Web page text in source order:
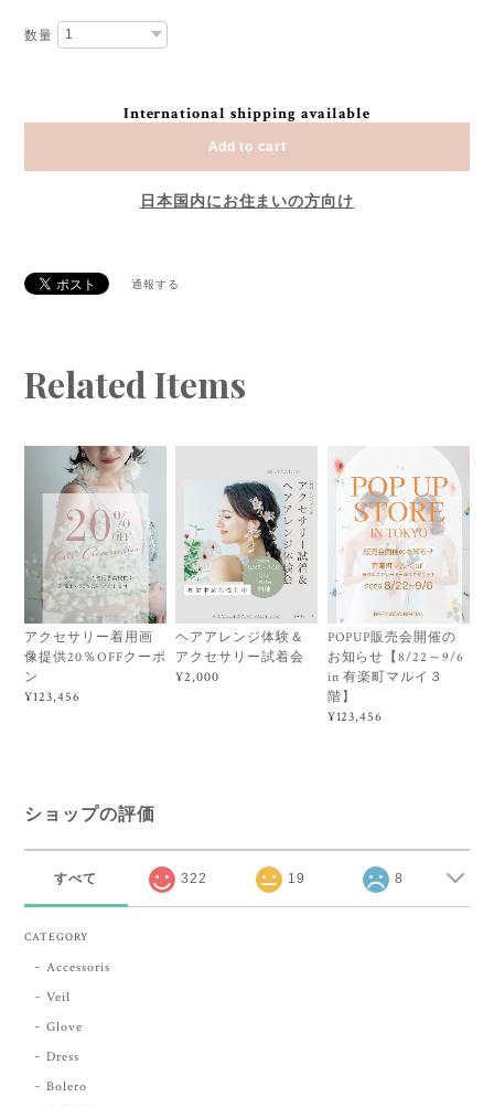
数量
International shipping available
Add to cart
日本国内にお住まいの方向け
通報する
Related Items
アクセサリー着用画
像提供20％OFFクーポ
ン
¥123,456
ヘアアレンジ体験＆
アクセサリー試着会
¥2,000
POPUP販売会開催の
お知らせ【8/22～9/6
in 有楽町マルイ３
階】
¥123,456
ショップの評価
すべて 322 19 8
CATEGORY
Accessoris
Veil
Glove
Dress
Bolero